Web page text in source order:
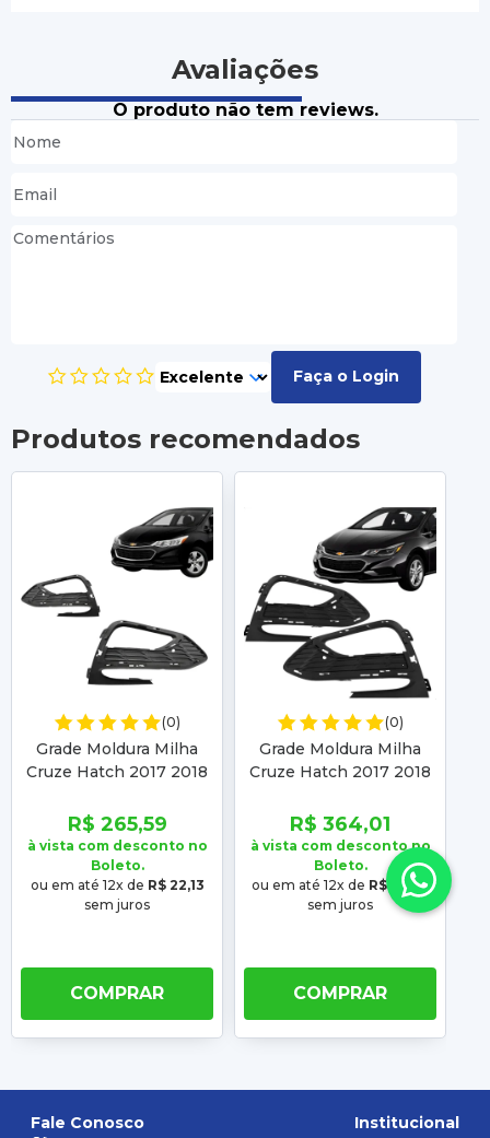
Avaliações
O produto não tem reviews.
Faça o Login
Produtos recomendados
(0)
Grade Moldura Milha
Cruze Hatch 2017 2018
R$ 265,59
à vista com desconto no
Boleto.
ou em até 12x de R$ 22,13
sem juros
COMPRAR
(0)
Grade Moldura Milha
Cruze Hatch 2017 2018
R$ 364,01
à vista com desconto no
Boleto.
ou em até 12x de R$ 30,33
sem juros
COMPRAR
Fale Conosco Institucional